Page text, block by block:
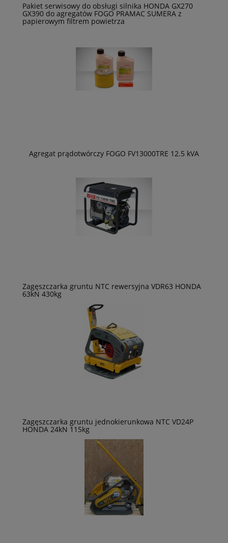
Pakiet serwisowy do obsługi silnika HONDA GX270
GX390 do agregatów FOGO PRAMAC SUMERA z
papierowym filtrem powietrza
Agregat prądotwórczy FOGO FV13000TRE 12.5 kVA
Zagęszczarka gruntu NTC rewersyjna VDR63 HONDA
63kN 430kg
Zagęszczarka gruntu jednokierunkowa NTC VD24P
HONDA 24kN 115kg